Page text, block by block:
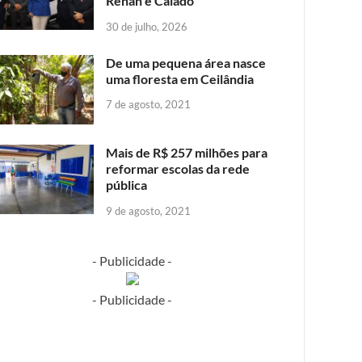
30 de julho, 2026
De uma pequena área nasce
uma floresta em Ceilândia
7 de agosto, 2021
Mais de R$ 257 milhões para
reformar escolas da rede
pública
9 de agosto, 2021
- Publicidade -
- Publicidade -